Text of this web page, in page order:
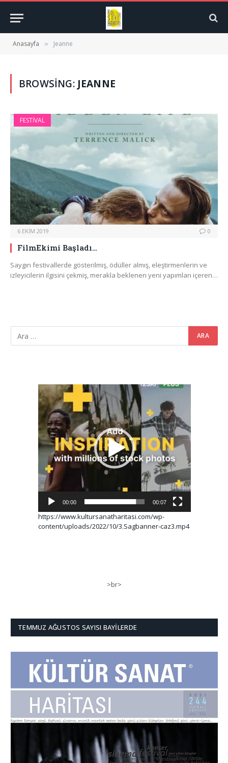
Anasayfa » Jeanne
BROWSING: JEANNE
FESTIVAL
6 EKIM 2019 0
FilmEkimi Başladı…
Saygın festivallerde gösterilmiş, ödüller almış, eleştirmenlerin ve
izleyicilerin ilgisini çekmiş, merakla beklenen yeni yapımları içeren…
Video
oynatıcı
00:00 00:07
https://www.kultursanatharitasi.com/wp-
content/uploads/2022/10/3.Sagbanner-caz3.mp4
>br>
TEMMUZ AĞUSTOS SAYISI BAYILERDE